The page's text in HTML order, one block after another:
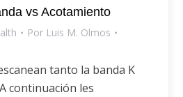
vs Acotamiento
Por Luis M. Olmos
tanto la banda K
continuación les